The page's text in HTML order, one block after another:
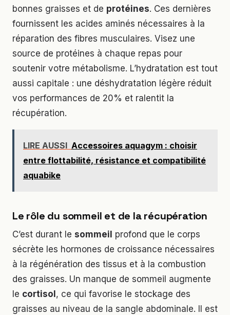
bonnes graisses et de protéines. Ces dernières
fournissent les acides aminés nécessaires à la
réparation des fibres musculaires. Visez une
source de protéines à chaque repas pour
soutenir votre métabolisme. L’hydratation est tout
aussi capitale : une déshydratation légère réduit
vos performances de 20% et ralentit la
récupération.
LIRE AUSSI Accessoires aquagym : choisir
entre flottabilité, résistance et compatibilité
aquabike
Le rôle du sommeil et de la récupération
C’est durant le sommeil profond que le corps
sécrète les hormones de croissance nécessaires
à la régénération des tissus et à la combustion
des graisses. Un manque de sommeil augmente
le cortisol , ce qui favorise le stockage des
graisses au niveau de la sangle abdominale. Il est